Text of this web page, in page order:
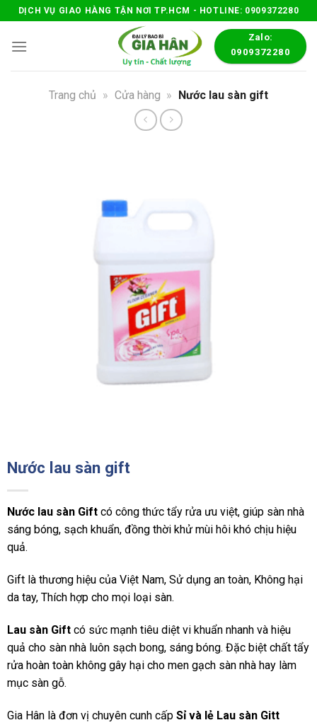
Skip
to
content
DỊCH VỤ GIAO HÀNG TẬN NƠI TP.HCM - HOTLINE: 0909372280
Zalo:
0909372280
Trang chủ » Cửa hàng » Nước lau sàn gift
Nước lau sàn gift
Nước lau sàn Gift có công thức tẩy rửa ưu việt, giúp sàn nhà
sáng bóng, sạch khuẩn, đồng thời khử mùi hôi khó chịu hiệu
quả.
Gift là thương hiệu của Việt Nam, Sử dụng an toàn, Không hại
da tay, Thích hợp cho mọi loại sàn.
Lau sàn Gift có sức mạnh tiêu diệt vi khuẩn nhanh và hiệu
quả cho sàn nhà luôn sạch bong, sáng bóng. Đặc biệt chất tẩy
rửa hoàn toàn không gây hại cho men gạch sàn nhà hay làm
mục sàn gỗ.
Gia Hân là đơn vị chuyên cunh cấp Sỉ và lẻ Lau sàn Gitt